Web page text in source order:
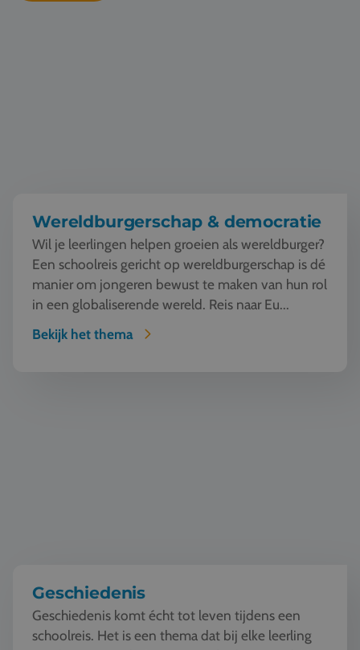
Wereldburgerschap & democratie
Wil je leerlingen helpen groeien als wereldburger?
Een schoolreis gericht op wereldburgerschap is dé
manier om jongeren bewust te maken van hun rol
in een globaliserende wereld. Reis naar Eu...
Bekijk het thema
Geschiedenis
Geschiedenis komt écht tot leven tijdens een
schoolreis. Het is een thema dat bij elke leerling